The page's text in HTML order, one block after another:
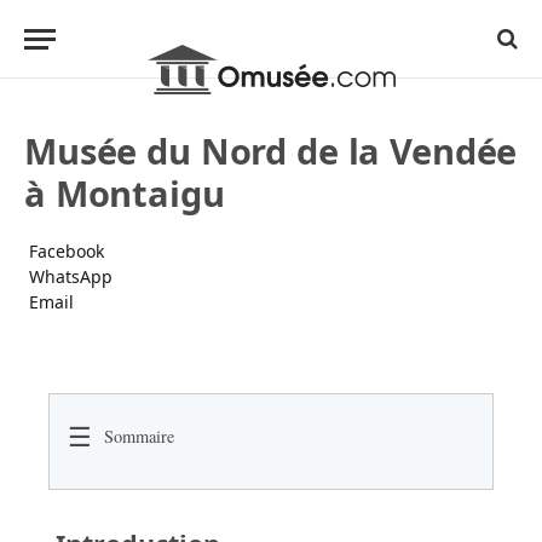
Musée du Nord de la Vendée
à Montaigu
Facebook
WhatsApp
Email
☰ Sommaire